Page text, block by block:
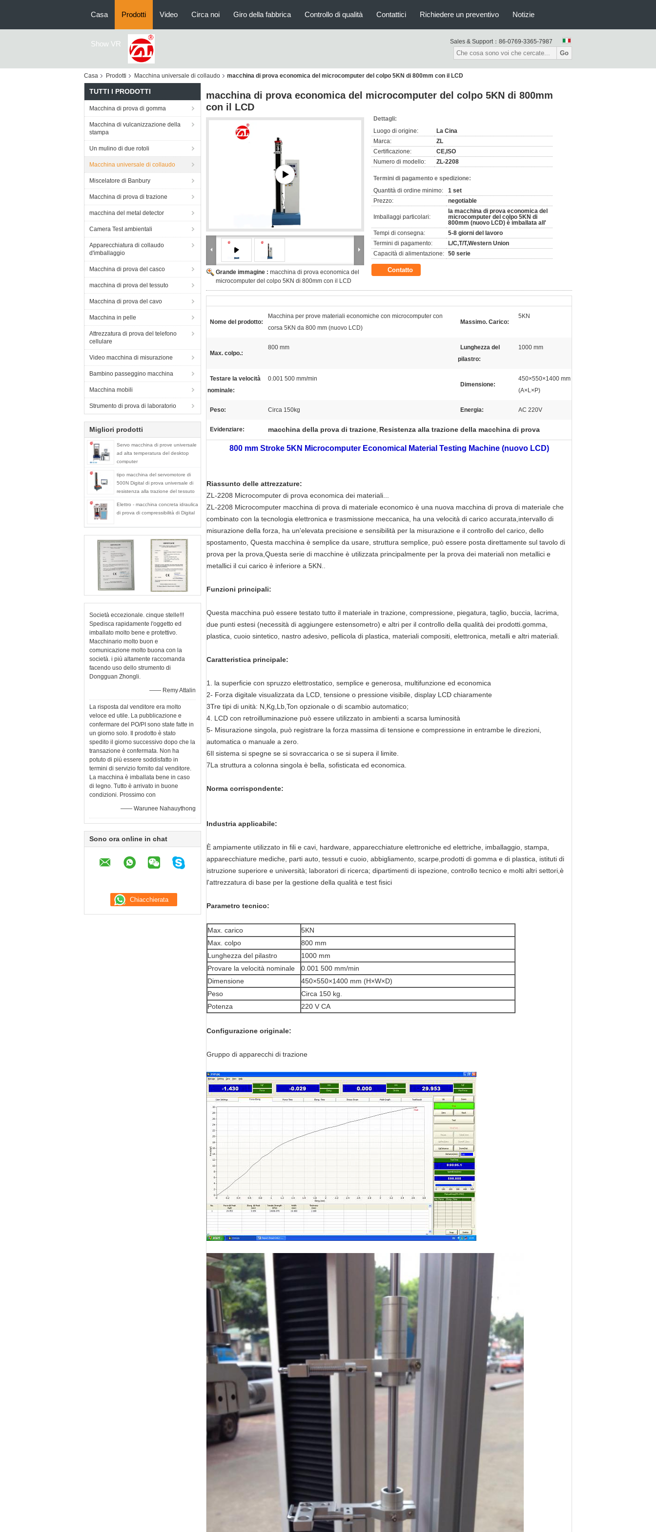
Casa Prodotti Video Circa noi Giro della fabbrica Controllo di qualità Contattici Richiedere un preventivo Notizie
Show VR Sales & Support： 86-0769-3365-7987
Go
Casa Prodotti Macchina universale di collaudo macchina di prova economica del microcomputer del colpo 5KN di 800mm con il LCD
TUTTI I PRODOTTI
Macchina di prova di gomma
Macchina di vulcanizzazione della
stampa
Un mulino di due rotoli
Macchina universale di collaudo
Miscelatore di Banbury
Macchina di prova di trazione
macchina del metal detector
Camera Test ambientali
Apparecchiatura di collaudo
d'imballaggio
Macchina di prova del casco
macchina di prova del tessuto
Macchina di prova del cavo
Macchina in pelle
Attrezzatura di prova del telefono
cellulare
Video macchina di misurazione
Bambino passeggino macchina
Macchina mobili
Strumento di prova di laboratorio
Migliori prodotti
Servo macchina di prove universale
ad alta temperatura del desktop
computer
tipo macchina del servomotore di
500N Digital di prova universale di
resistenza alla trazione del tessuto
Elettro - macchina concreta idraulica
di prova di compressibilità di Digital
Società eccezionale. cinque stelle!!!
Spedisca rapidamente l'oggetto ed
imballato molto bene e protettivo.
Macchinario molto buon e
comunicazione molto buona con la
società. i più altamente raccomanda
facendo uso dello strumento di
Dongguan Zhongli.
—— Remy Attalin
La risposta dal venditore era molto
veloce ed utile. La pubblicazione e
confermare del PO/PI sono state fatte in
un giorno solo. Il prodotto è stato
spedito il giorno successivo dopo che la
transazione è confermata. Non ha
potuto di più essere soddisfatto in
termini di servizio fornito dal venditore.
La macchina è imballata bene in caso
di legno. Tutto è arrivato in buone
condizioni. Prossimo con
—— Warunee Nahauythong
Sono ora online in chat
macchina di prova economica del microcomputer del colpo 5KN di 800mm
con il LCD
Grande immagine : macchina di prova economica del
microcomputer del colpo 5KN di 800mm con il LCD
Dettagli:
Luogo di origine:
La Cina
Marca:
ZL
Certificazione:
CE,ISO
Numero di modello:
ZL-2208
Termini di pagamento e spedizione:
Quantità di ordine minimo:
1 set
Prezzo:
negotiable
Imballaggi particolari:
la macchina di prova economica del
microcomputer del colpo 5KN di
800mm (nuovo LCD) è imballata all'
Tempi di consegna:
5-8 giorni del lavoro
Termini di pagamento:
L/C,T/T,Western Union
Capacità di alimentazione: 50 serie
Contatto
Nome del prodotto:
Macchina per prove materiali economiche con microcomputer con
corsa 5KN da 800 mm (nuovo LCD)
Massimo. Carico:
5KN
Max. colpo.:
800 mm
Lunghezza del
pilastro:
1000 mm
Testare la velocità
nominale:
0.001 500 mm/min
Dimensione:
450×550×1400 mm
(A×L×P)
Peso: Circa 150kg Energia: AC 220V
Evidenziare: macchina della prova di trazione, Resistenza alla trazione della macchina di prova
800 mm Stroke 5KN Microcomputer Economical Material Testing Machine (nuovo LCD)
Riassunto delle attrezzature:
ZL-2208 Microcomputer di prova economica dei materiali...
ZL-2208 Microcomputer macchina di prova di materiale economico è una nuova macchina di prova di materiale che
combinato con la tecnologia elettronica e trasmissione meccanica, ha una velocità di carico accurata,intervallo di
misurazione della forza, ha un'elevata precisione e sensibilità per la misurazione e il controllo del carico, dello
spostamento, Questa macchina è semplice da usare, struttura semplice, può essere posta direttamente sul tavolo di
prova per la prova,Questa serie di macchine è utilizzata principalmente per la prova dei materiali non metallici e
metallici il cui carico è inferiore a 5KN..
Funzioni principali:
Questa macchina può essere testato tutto il materiale in trazione, compressione, piegatura, taglio, buccia, lacrima,
due punti estesi (necessità di aggiungere estensometro) e altri per il controllo della qualità dei prodotti.gomma,
plastica, cuoio sintetico, nastro adesivo, pellicola di plastica, materiali compositi, elettronica, metalli e altri materiali.
Caratteristica principale:
1. la superficie con spruzzo elettrostatico, semplice e generosa, multifunzione ed economica
2- Forza digitale visualizzata da LCD, tensione o pressione visibile, display LCD chiaramente
3Tre tipi di unità: N,Kg,Lb,Ton opzionale o di scambio automatico;
4. LCD con retroilluminazione può essere utilizzato in ambienti a scarsa luminosità
5- Misurazione singola, può registrare la forza massima di tensione e compressione in entrambe le direzioni,
automatica o manuale a zero.
6Il sistema si spegne se si sovraccarica o se si supera il limite.
7La struttura a colonna singola è bella, sofisticata ed economica.
Norma corrispondente:
Industria applicabile:
È ampiamente utilizzato in fili e cavi, hardware, apparecchiature elettroniche ed elettriche, imballaggio, stampa,
apparecchiature mediche, parti auto, tessuti e cuoio, abbigliamento, scarpe,prodotti di gomma e di plastica, istituti di
istruzione superiore e università; laboratori di ricerca; dipartimenti di ispezione, controllo tecnico e molti altri settori,è
l'attrezzatura di base per la gestione della qualità e test fisici
Parametro tecnico:
Max. carico
5KN
Max. colpo
800 mm
Lunghezza del pilastro
1000 mm
Provare la velocità nominale
0.001 500 mm/min
Dimensione
450×550×1400 mm (H×W×D)
Peso
Circa 150 kg.
Potenza
220 V CA
Configurazione originale:
Gruppo di apparecchi di trazione